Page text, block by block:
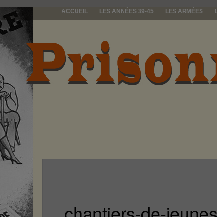
ACCUEIL LES ANNÉES 39-45 LES ARMÉES
prisonniers